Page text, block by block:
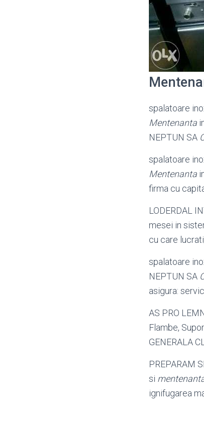
spalatoare
Mentenanta
NEPTUN SA
spalatoare
Mentenanta
firma cu
LODERDAL
mesei in
cu care lucrati,
spalatoare
NEPTUN SA
asigura:
AS PRO
Flambe,
GENERALA
PREPARAM
si
ignifugarea